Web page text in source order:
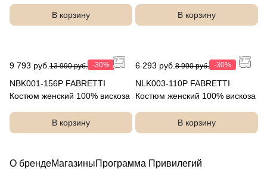
В корзину В корзину
9 793 руб. 13 990 руб. -30%
NBK001-156P FABRETTI
Костюм женский 100% вискоза
В корзину
6 293 руб. 8 990 руб. -30%
NLK003-110P FABRETTI
Костюм женский 100% вискоза
В корзину
О брендеМагазиныПрограмма Привилегий